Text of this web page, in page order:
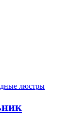
люстры